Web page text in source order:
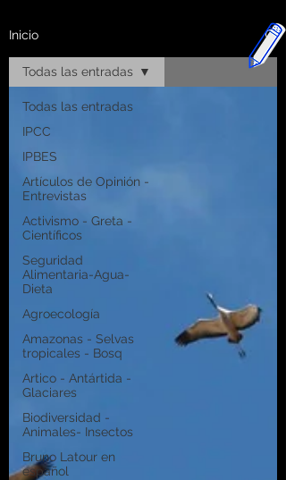
Inicio
Todas las entradas
IPCC
IPBES
Artículos de Opinión -
Entrevistas
Activismo - Greta -
Científicos
Seguridad
Alimentaria-Agua-
Dieta
Agroecología
Amazonas - Selvas
tropicales - Bosq
Artico - Antártida -
Glaciares
Biodiversidad -
Animales- Insectos
Bruno Latour en
español
Todas las entradas